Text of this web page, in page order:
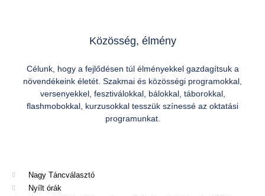
Közösség, élmény
Célunk, hogy a fejlődésen túl élményekkel gazdagítsuk a
növendékeink életét. Szakmai és közösségi programokkal,
versenyekkel, fesztiválokkal, bálokkal, táborokkal,
flashmobokkal, kurzusokkal tesszük színessé az oktatási
programunkat.
Nagy Táncválasztó
Nyílt órák